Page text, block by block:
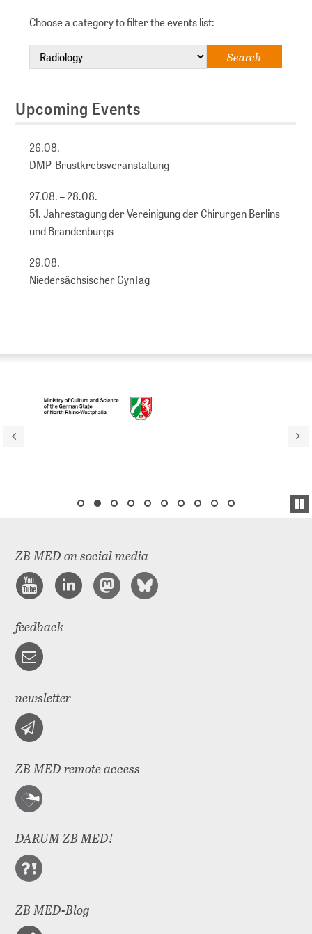
Choose a category to filter the events list:
Upcoming Events
26.08.
DMP-Brustkrebsveranstaltung
27.08. – 28.08.
51. Jahrestagung der Vereinigung der Chirurgen Berlins
und Brandenburgs
29.08.
Niedersächsischer GynTag
ZB MED on social media
feedback
newsletter
ZB MED remote access
DARUM ZB MED!
ZB MED-Blog